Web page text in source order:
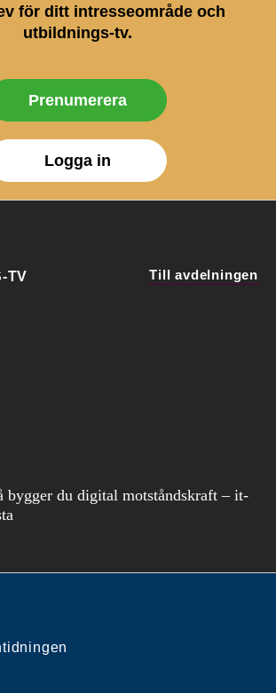
för ditt intresseområde och
utbildnings-tv.
Prenumerera
Logga in
TV Till avdelningen
bygger du digital motståndskraft – it-